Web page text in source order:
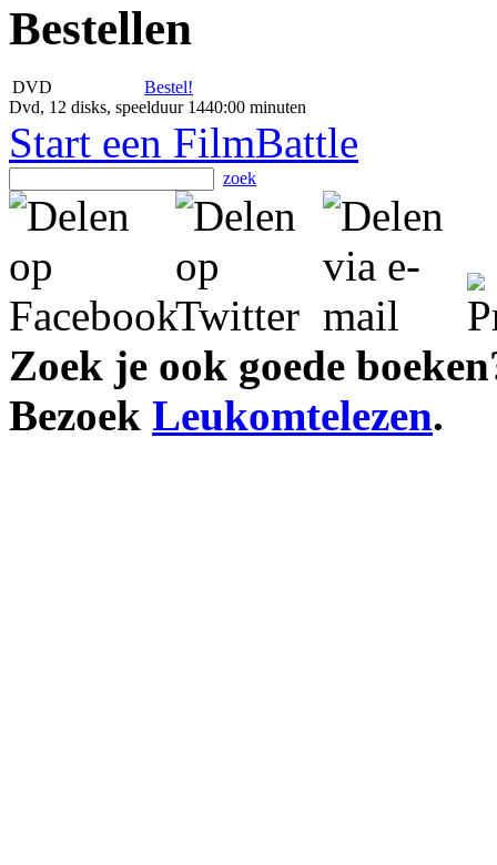
Bestellen
DVD
Bestel!
Dvd, 12 disks, speelduur 1440:00 minuten
Start een FilmBattle
zoek
Zoek je ook goede
Bezoek Leukomtelezen.